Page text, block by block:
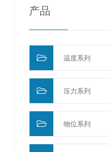
产品
温度系列
压力系列
物位系列